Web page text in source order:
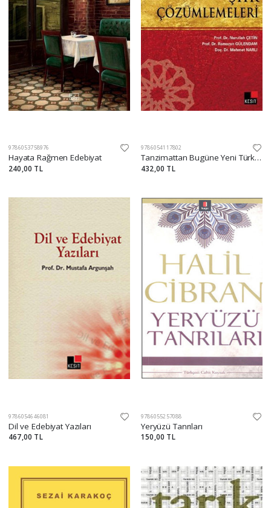
9786053758976
Hayata Rağmen Edebiyat
240,00 TL
9786054117802
Tanzimattan Bugüne Yeni Türk Edebiyatı Şiir Çözümlemeleri
432,00 TL
9786054646081
Dil ve Edebiyat Yazıları
467,00 TL
9786055257088
Yeryüzü Tanrıları
150,00 TL